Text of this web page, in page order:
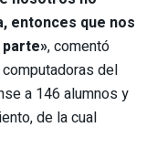
entonces que nos
, comentó
del
a 146 alumnos y
de la cual